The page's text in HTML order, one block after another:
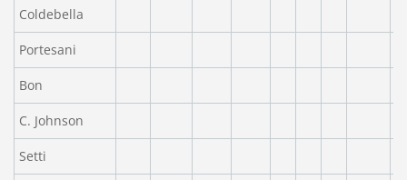
Coldebella
Portesani
Bon
C. Johnson
Setti